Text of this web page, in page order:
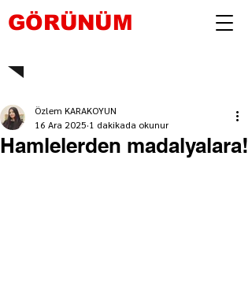
GÖRÜNÜM
Hamlelerden madalyalara!
Özlem KARAKOYUN
16 Ara 2025 1 dakikada okunur